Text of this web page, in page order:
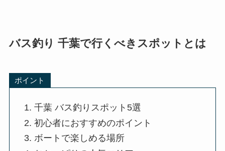
バス釣り 千葉で行くべきスポットとは
ポイント
千葉 バス釣りスポット5選
初心者におすすめのポイント
ボートで楽しめる場所